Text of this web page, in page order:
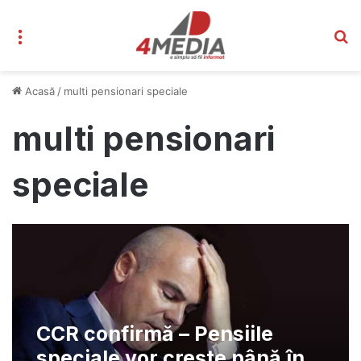
Acasă / multi pensionari speciale
multi pensionari
speciale
CCR confirmă – Pensiile